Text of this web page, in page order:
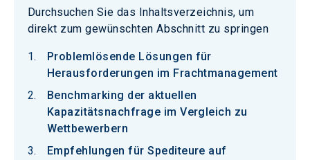
Durchsuchen Sie das Inhaltsverzeichnis, um
direkt zum gewünschten Abschnitt zu springen
Problemlösende Lösungen für
Herausforderungen im Frachtmanagement
Benchmarking der aktuellen
Kapazitätsnachfrage im Vergleich zu
Wettbewerbern
Empfehlungen für Spediteure auf